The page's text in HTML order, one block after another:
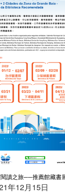
閱讀之旅──推薦館藏書
年12月15日